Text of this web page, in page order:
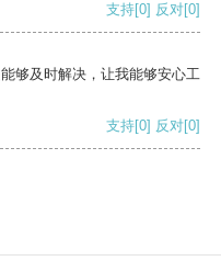
支持[0] 反对[0]
够及时解决，让我能够安心工
支持[0] 反对[0]